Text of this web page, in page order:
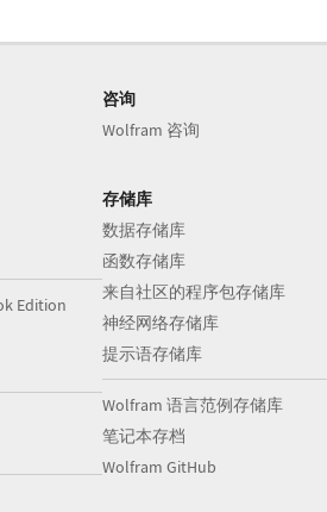
Edition
咨询
Wolfram 咨询
存储库
数据存储库
函数存储库
来自社区的程序包存储库
神经网络存储库
提示语存储库
Wolfram 语言范例存储库
笔记本存档
Wolfram GitHub